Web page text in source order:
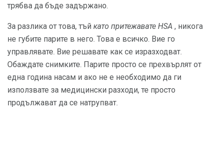
трябва да бъде задържано.
За разлика от това, тъй като притежавате HSA , никога
не губите парите в него. Това е всичко. Вие го
управлявате. Вие решавате как се изразходват.
Обаждате снимките. Парите просто се прехвърлят от
една година насам и ако не е необходимо да ги
използвате за медицински разходи, те просто
продължават да се натрупват.